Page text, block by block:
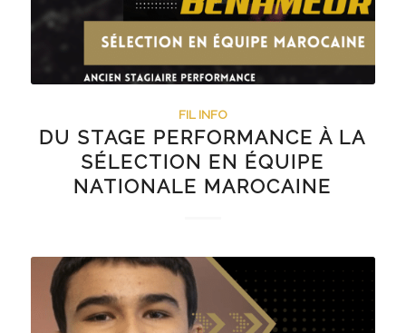
FIL INFO
DU STAGE PERFORMANCE À LA
SÉLECTION EN ÉQUIPE
NATIONALE MAROCAINE